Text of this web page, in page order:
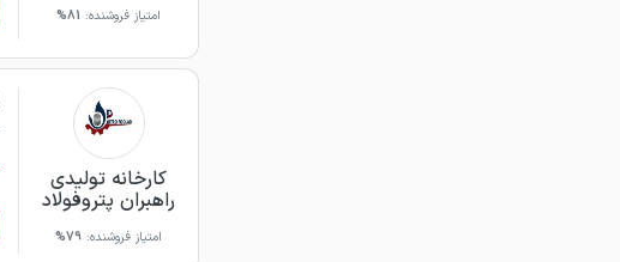
امتیاز فروشنده: 81%
کارخانه تولیدی
راهبران پتروفولاد
امتیاز فروشنده: 79%